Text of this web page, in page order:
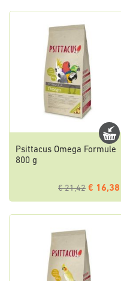
Psittacus Omega Formule
800 g
€ 21,42 € 16,38